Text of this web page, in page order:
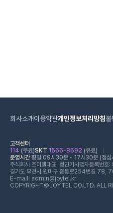
회사소개이용약관개인정보처리방침불
고객센터
114 (무료)SKT 1566-8692 (유료)
운영시간평일 09시30분 - 17시30분 (점심
주식회사 조이텔대표: 정민기 사업자등록번
경기도 부천시 원미구 중동로254번길 78,
E-mail: admin@joytel.kr
COPYRIGHT©JOYTEL CO.LTD. ALL